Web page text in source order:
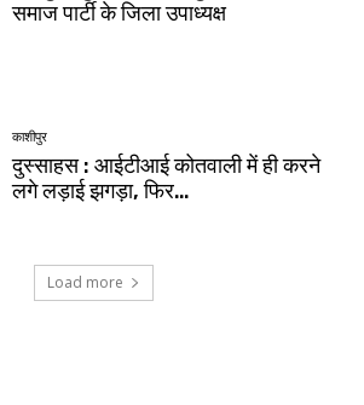
समाज पार्टी के जिला उपाध्यक्ष
काशीपुर
दुस्साहस : आईटीआई कोतवाली में ही करने
लगे लड़ाई झगड़ा, फिर…
Load more